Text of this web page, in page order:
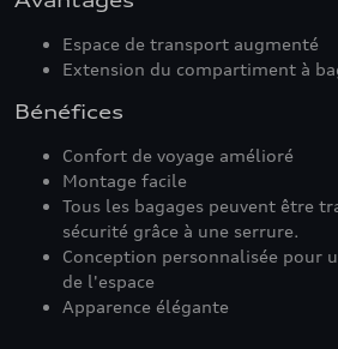
Espace de transport augmenté
Extension du compartiment à
Bénéfices
Confort de voyage amélioré
Montage facile
Tous les bagages peuvent être
sécurité grâce à une serrure.
Conception personnalisée pour
de l'espace
Apparence élégante